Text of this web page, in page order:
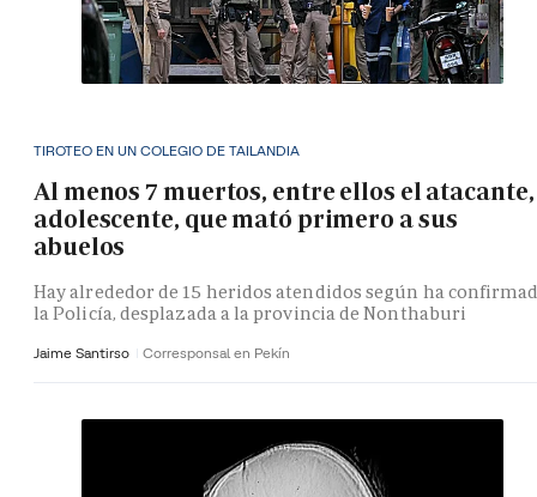
TIROTEO EN UN COLEGIO DE TAILANDIA
Al menos 7 muertos, entre ellos el atacante,
adolescente, que mató primero a sus
abuelos
Hay alrededor de 15 heridos atendidos según ha
la Policía, desplazada a la provincia de Nonthaburi
Jaime Santirso Corresponsal en Pekín